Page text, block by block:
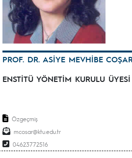
PROF. DR. ASİYE MEVHİBE
ENSTİTÜ YÖNETİM KURULU ÜYESİ
Özgeçmiş
mcosar@ktu.edu.tr
04623772516